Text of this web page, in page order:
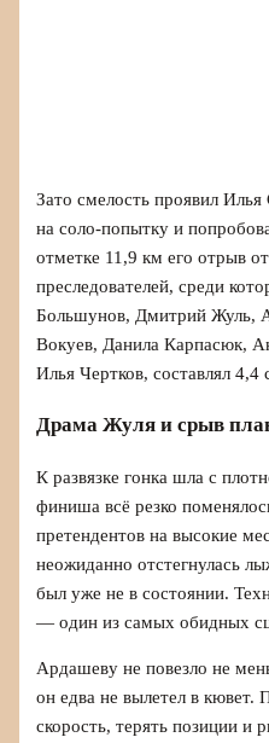
Зато смелость проявил
на соло-попытку и
отметке 11,9 км его отрыв
преследователей, среди
Большунов, Дмитрий Жуль,
Вокуев, Данила Карпасюк,
Илья Чертков, составлял 4,4
Драма Жуля и срыв
К развязке гонка шла с
финиша всё резко
претендентов на высокие
неожиданно отстегнулась
был уже не в состоянии.
— один из самых обидных
Ардашеву не повезло не
он едва не вылетел в кювет.
скорость, терять позиции и